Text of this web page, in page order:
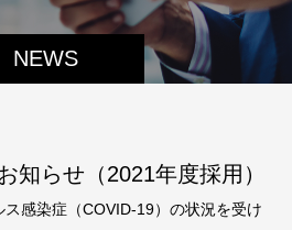
NEWS
知らせ（2021年度採用）
感染症（COVID-19）の状況を受け